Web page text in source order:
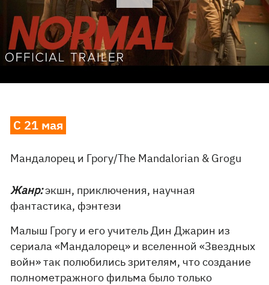
С 21 мая
Мандалорец и Грогу/The Mandalorian & Grogu
Жанр:экшн, приключения, научная
фантастика, фэнтези
Малыш Грогу и его учитель Дин Джарин из
сериала «Мандалорец» и вселенной «Звездных
войн» так полюбились зрителям, что создание
полнометражного фильма было только